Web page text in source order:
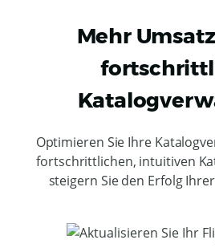
Mehr
Optimieren Sie Ihre
fortschrittlichen, intuitiven
steigern Sie den Erfolg